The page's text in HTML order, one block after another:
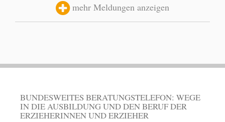
mehr Meldungen anzeigen
BUNDESWEITES BERATUNGSTELEFON: WEGE
IN DIE AUSBILDUNG UND DEN BERUF DER
ERZIEHERINNEN UND ERZIEHER